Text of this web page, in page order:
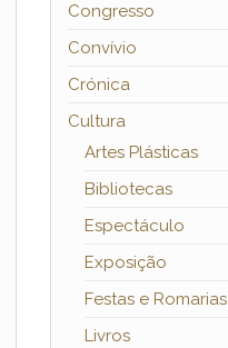
Congresso
Convívio
Crónica
Cultura
Artes Plásticas
Bibliotecas
Espectáculo
Exposição
Festas e Romarias
Livros